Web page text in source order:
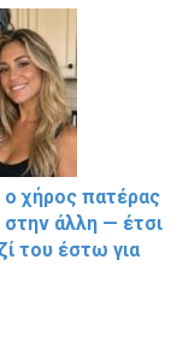
ο χήρος πατέρας
άλλη — έτσι
του έστω για